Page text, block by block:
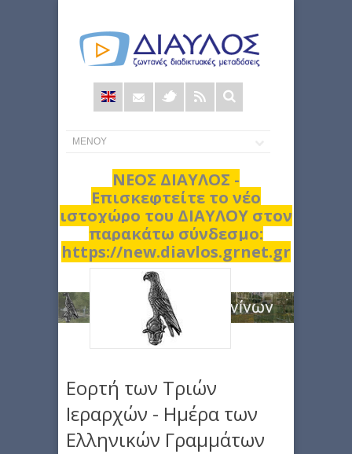
Φόρμα
αναζήτησης
ΝΕΟΣ ΔΙΑΥΛΟΣ -
Επισκεφτείτε το νέο
ιστοχώρο του ΔΙΑΥΛΟΥ στον
παρακάτω σύνδεσμο:
https://new.diavlos.grnet.gr
Εορτή των Τριών
Ιεραρχών - Ημέρα των
Ελληνικών Γραμμάτων